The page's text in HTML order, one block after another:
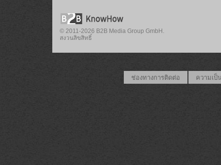
© 2011-2026 B2B Media Group GmbH.
สงวนลิขสิทธิ์
ช่องทางการติดต่อ ความเป็